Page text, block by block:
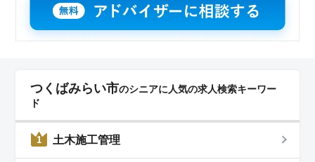
つくばみらい市のシニアに人気の求人検索キーワー
ド
1 土木施工管理